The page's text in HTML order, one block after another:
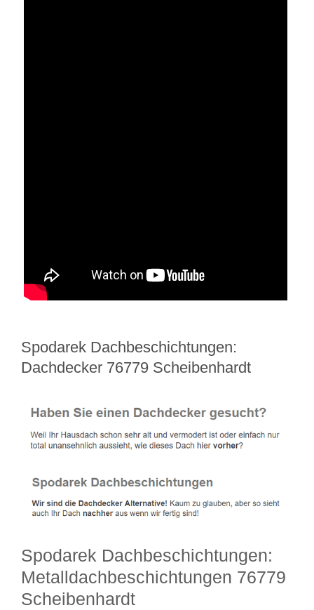
Spodarek Dachbeschichtungen:
Dachdecker 76779 Scheibenhardt
Spodarek Dachbeschichtungen:
Metalldachbeschichtungen 76779
Scheibenhardt